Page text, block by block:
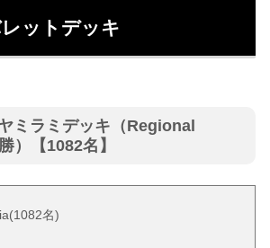
ットデッキ
ミラミデッキ（Regional
）【1082名】
名)